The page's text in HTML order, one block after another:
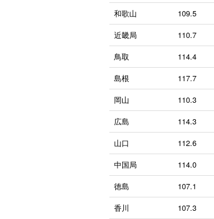
和歌山
109.5
近畿局
110.7
鳥取
114.4
島根
117.7
岡山
110.3
広島
114.3
山口
112.6
中国局
114.0
徳島
107.1
香川
107.3